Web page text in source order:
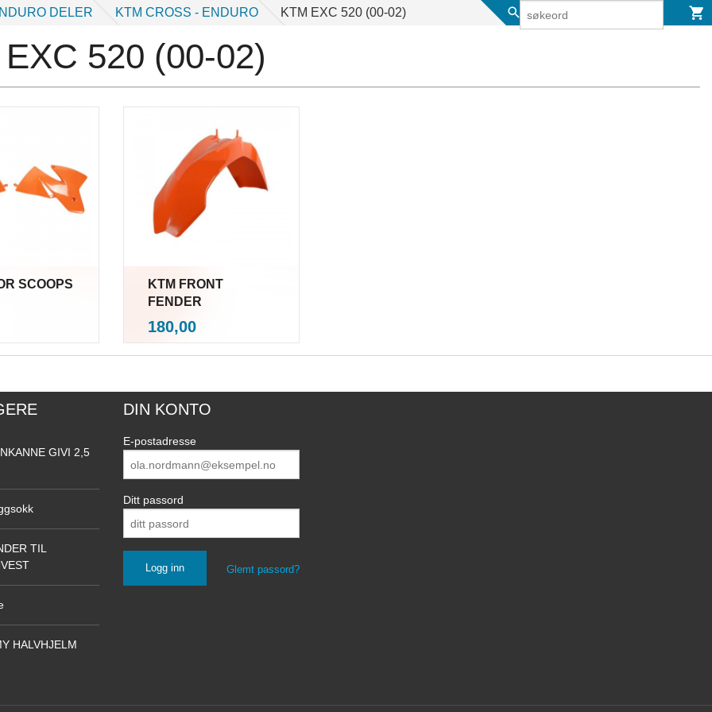
DELER KTM CROSS - ENDURO KTM EXC 520 (00-02)
520 (00-02)
SCOOPS
KTM FRONT
FENDER
Pris
180,00
GIVI 2,5
TIL
HALVHJELM
DIN KONTO
E-postadresse
Ditt passord
Glemt passord?